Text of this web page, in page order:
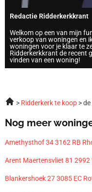
Redactie Ridderkerkkrant
Welkom op een van mijn
verkoop van woningen en
woningen voor je klaar te
Ridderkerkkrant de recent
vinden van een woning!
Ridderkerk te koop de
Nog meer
Amethysthof 34 3162 RB
Arent Maertensvliet 81 2992
Blankershoek 27 3085 EC